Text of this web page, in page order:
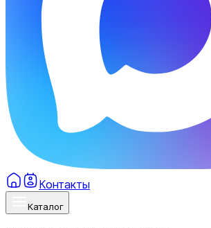
Контакты
Каталог